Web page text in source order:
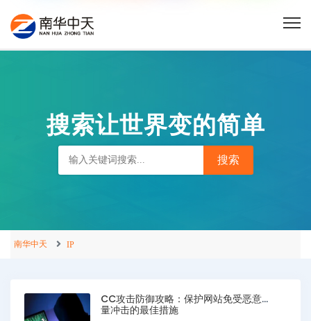
搜索让世界变的简单
南华中天 IP
CC攻击防御攻略：保护网站免受恶意流
量冲击的最佳措施